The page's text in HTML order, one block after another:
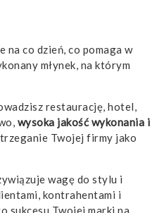
na co dzień, co pomaga w
młynek, na którym
restaurację, hotel,
wysoka jakość wykonania i
Twojej firmy jako
wagę do stylu i
kontrahentami i
sukcesu Twojej marki na